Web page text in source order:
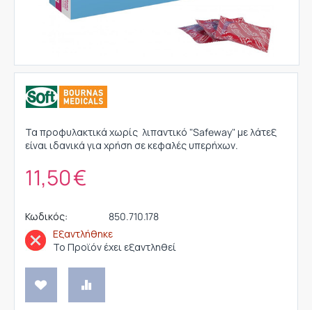
Τα προφυλακτικά χωρίς λιπαντικό "Safeway" με λάτεξ
είναι ιδανικά για χρήση σε κεφαλές υπερήχων.
11,50€
Κωδικός:
850.710.178
Εξαντλήθηκε
Το Προϊόν έχει εξαντληθεί